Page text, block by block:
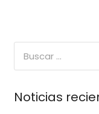
Noticias